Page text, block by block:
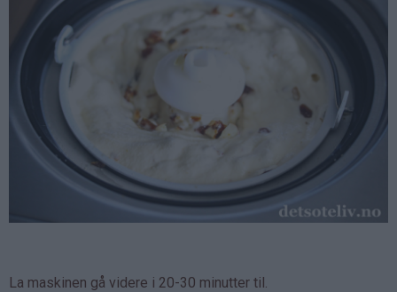
La maskinen gå videre i 20-30 minutter til.